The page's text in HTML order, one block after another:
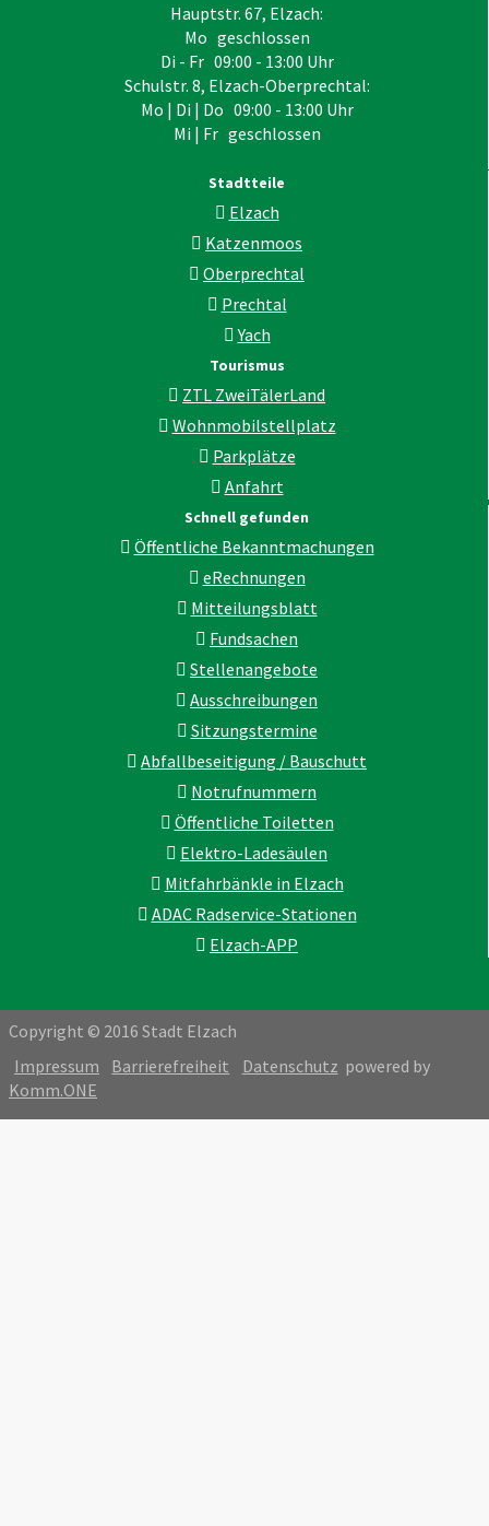
Hauptstr. 67, Elzach:
Mo geschlossen
Di - Fr 09:00 - 13:00 Uhr
Schulstr. 8, Elzach-Oberprechtal:
Mo | Di | Do 09:00 - 13:00 Uhr
Mi | Fr geschlossen
Stadtteile
Elzach
Katzenmoos
Oberprechtal
Prechtal
Yach
Tourismus
ZTL ZweiTälerLand
Wohnmobilstellplatz
Parkplätze
Anfahrt
Schnell gefunden
Öffentliche Bekanntmachungen
eRechnungen
Mitteilungsblatt
Fundsachen
Stellenangebote
Ausschreibungen
Sitzungstermine
Abfallbeseitigung / Bauschutt
Notrufnummern
Öffentliche Toiletten
Elektro-Ladesäulen
Mitfahrbänkle in Elzach
ADAC Radservice-Stationen
Elzach-APP
Copyright © 2016 Stadt Elzach
Impressum
Barrierefreiheit Datenschutz powered by
Komm.ONE